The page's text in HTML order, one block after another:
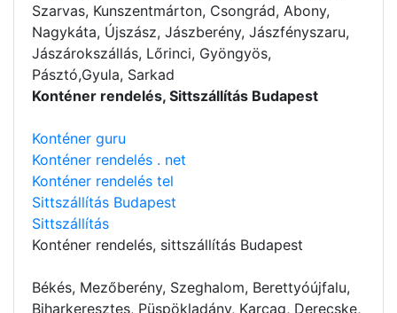
Szarvas, Kunszentmárton, Csongrád, Abony,
Nagykáta, Újszász, Jászberény, Jászfényszaru,
Jászárokszállás, Lőrinci, Gyöngyös,
Pásztó,Gyula, Sarkad
Konténer rendelés, Sittszállítás Budapest
Konténer guru
Konténer rendelés . net
Konténer rendelés tel
Sittszállítás Budapest
Sittszállítás
Konténer rendelés, sittszállítás Budapest
Békés, Mezőberény, Szeghalom, Berettyóújfalu,
Biharkeresztes, Püspökladány, Karcag, Derecske,